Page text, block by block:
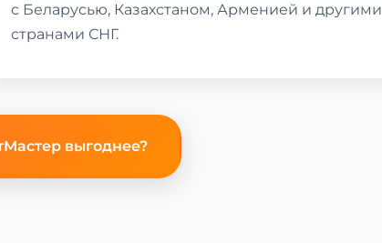
с Беларусью, Казахстаном, Арменией и другими
странами СНГ.
выгоднее?